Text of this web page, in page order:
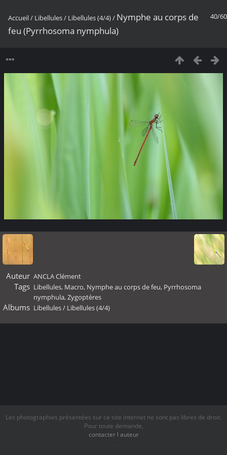
40/60
Accueil/ Libellules/ Libellules (4/4)/ Nymphe au corps de
feu (Pyrrhosoma nymphula)
Auteur ANCLA Clément
Tags Libellules, Macro, Nymphe au corps de feu, Pyrrhosoma
nymphula,Zygoptères
Albums Libellules/ Libellules (4/4)
Les photographies présentées sur ce site internet ne sont pas libres de droit.
Pour toute demande,
contacter l auteur
.